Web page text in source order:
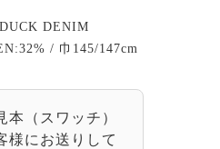
DENIM
/ 巾145/147cm
本（スワッチ）
様にお送りして